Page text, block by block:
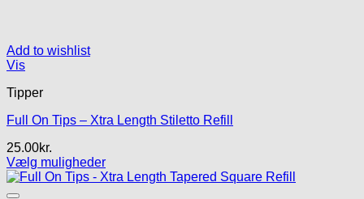
Add to wishlist
Vis
Tipper
Full On Tips – Xtra Length Stiletto Refill
25.00kr.
Vælg muligheder
Dette
vare